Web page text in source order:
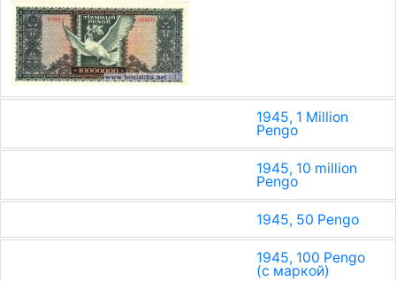
1945, 1 Million
Pengo
1945, 10 million
Pengo
1945, 50 Pengo
1945, 100 Pengo
(с маркой)